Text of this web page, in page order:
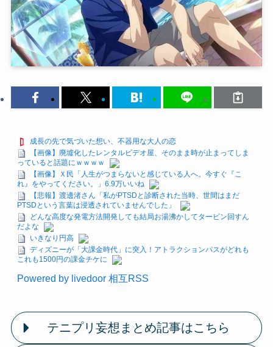
成長の先で気づいた想い、不器用な大人の恋
【画像】廃墟化したレンタルビデオ屋、そのまま時が止まってしま
っていると話題にｗｗｗｗ
【画像】Ｘ民「人生がつまらないと感じている人へ。今すぐ『こ
れ』をやってください。」6.9万いいね
【悲報】渡邊渚さん「私がPTSDと診断された当時、世間はまだ
PTSDという言葉は浸透されていませんでした」
どんな高度な発電方法開発しても結局お湯沸かしてタービン回すん
だよな
いきなり円高
ディズニーが「大課金時代」に突入！アトラクションパスがどれも
これも1500円の課金チケに
Powered by livedoor 相互RSS
テニプリ妄想まとめ記事はこちら